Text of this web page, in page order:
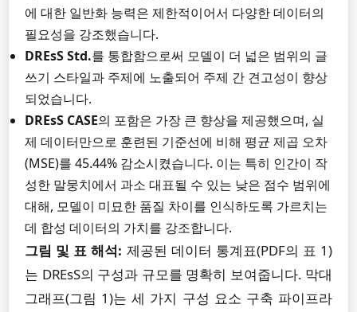
에 대한 일반화 능력은 제한적이어서 다양한 데이터의
필요성을 강조했습니다.
DREsS Std.를 통합함으로써 모델이 더 넓은 범위의 글
쓰기 스타일과 주제에 노출되어 주제 간 견고성이 향상
되었습니다.
DREsS CASE의 포함은 가장 큰 향상을 제공했으며, 실
제 데이터만으로 훈련된 기준선에 비해 평균 제곱 오차
(MSE)를 45.44% 감소시켰습니다. 이는 특히 인간이 작
성한 말뭉치에서 과소 대표될 수 있는 낮은 점수 범위에
대해, 모델이 미묘한 품질 차이를 인식하도록 가르치는
데 합성 데이터의 가치를 강조합니다.
그림 및 표 해석: 제공된 데이터 통계표(PDF의 표 1)
는 DREsS의 구성과 규모를 명확히 보여줍니다. 막대
그래프(그림 1)는 세 가지 구성 요소 구축 파이프라